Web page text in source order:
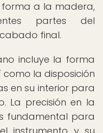
a la madera,
partes del
final.
incluye la forma
la disposición
en su interior para
La precisión en la
fundamental para